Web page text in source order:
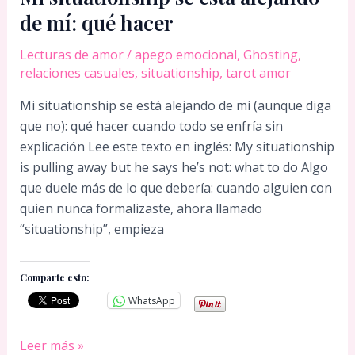
de mí: qué hacer
Lecturas de amor/apego emocional, Ghosting,
relaciones casuales, situationship, tarot amor
Mi situationship se está alejando de mí (aunque diga
que no): qué hacer cuando todo se enfría sin
explicación Lee este texto en inglés: My situationship
is pulling away but he says he’s not: what to do Algo
que duele más de lo que debería: cuando alguien con
quien nunca formalizaste, ahora llamado
“situationship”, empieza
Comparte esto:
WhatsApp
Mi
Leer más »